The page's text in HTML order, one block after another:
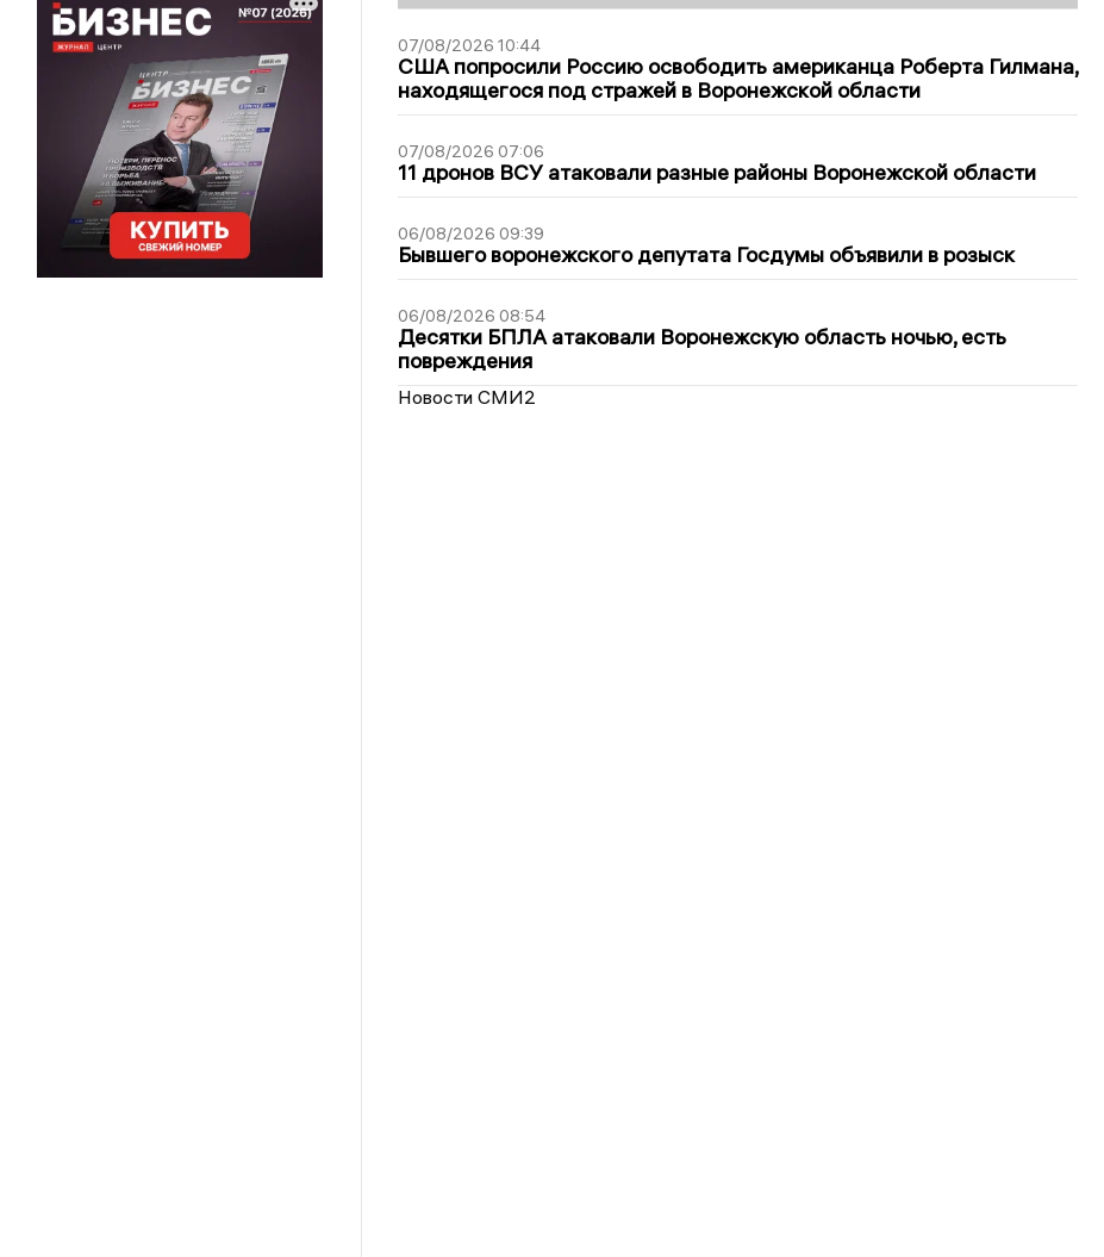
07/08/2026 10:44
США попросили Россию освободить американца Роберта Гилмана,
находящегося под стражей в Воронежской области
07/08/2026 07:06
11 дронов ВСУ атаковали разные районы Воронежской области
06/08/2026 09:39
Бывшего воронежского депутата Госдумы объявили в розыск
06/08/2026 08:54
Десятки БПЛА атаковали Воронежскую область ночью, есть
повреждения
Новости СМИ2